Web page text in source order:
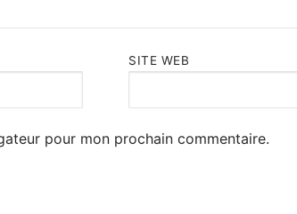
SITE WEB
pour mon prochain commentaire.